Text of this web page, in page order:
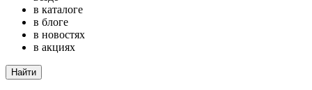
в каталоге
в блоге
в новостях
в акциях
Найти